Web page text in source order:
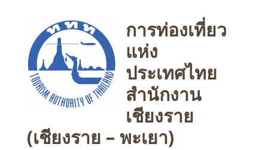
การท่องเที่ยว
แห่ง
ประเทศไทย
สำนักงาน
เชียงราย
(เชียงราย – พะเยา)